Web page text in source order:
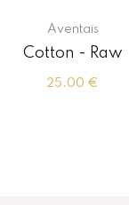
Aventais
Cotton - Raw
25.00 €